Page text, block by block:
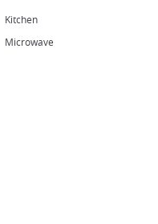
Kitchen
Microwave